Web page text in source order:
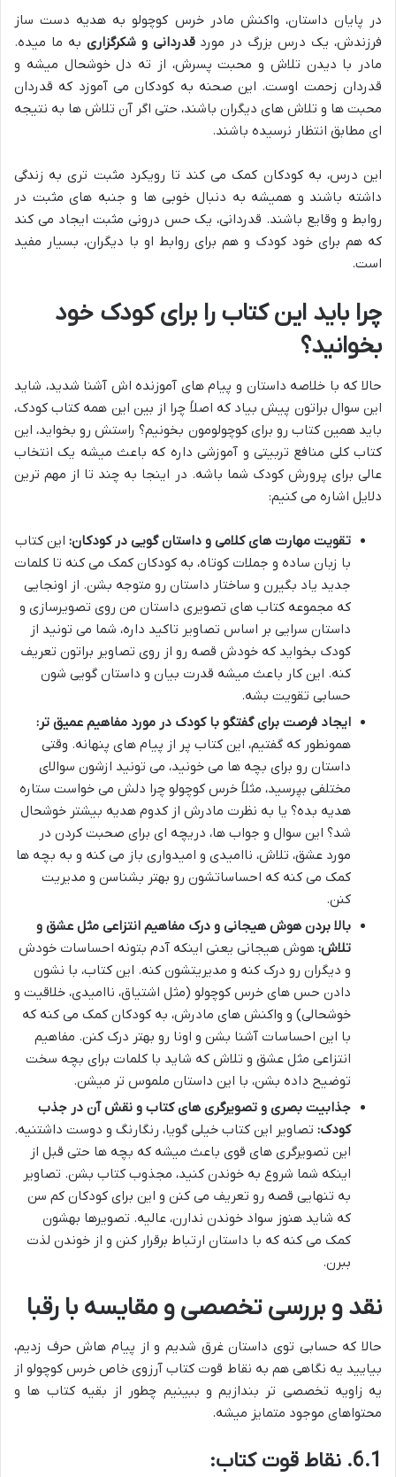
در پایان داستان، واکنش مادر خرس کوچولو به هدیه دست ساز
فرزندش، یک درس بزرگ در موردقدردانی و شکرگزاری به ما میده.
مادر با دیدن تلاش و محبت پسرش، از ته دل خوشحال میشه و
قدردان زحمت اوست. این صحنه به کودکان می آموزد که قدردان
محبت ها و تلاش های دیگران باشند، حتی اگر آن تلاش ها به نتیجه
ای مطابق انتظار نرسیده باشند.
این درس، به کودکان کمک می کند تا رویکرد مثبت تری به زندگی
داشته باشند و همیشه به دنبال خوبی ها و جنبه های مثبت در
روابط و وقایع باشند. قدردانی، یک حس درونی مثبت ایجاد می کند
که هم برای خود کودک و هم برای روابط او با دیگران، بسیار مفید
است.
چرا باید این کتاب را برای کودک خود
بخوانید؟
حالا که با خلاصه داستان و پیام های آموزنده اش آشنا شدید، شاید
این سوال براتون پیش بیاد که اصلاً چرا از بین این همه کتاب کودک،
باید همین کتاب رو برای کوچولومون بخونیم؟ راستش رو بخواید، این
کتاب کلی منافع تربیتی و آموزشی داره که باعث میشه یک انتخاب
عالی برای پرورش کودک شما باشه. در اینجا به چند تا از مهم ترین
دلایل اشاره می کنیم:
تقویت مهارت های کلامی و داستان گویی در کودکان: این کتاب
با زبان ساده و جملات کوتاه، به کودکان کمک می کنه تا کلمات
جدید یاد بگیرن و ساختار داستان رو متوجه بشن. از اونجایی
که مجموعه کتاب های تصویری داستان من روی تصویرسازی و
داستان سرایی بر اساس تصاویر تاکید داره، شما می تونید از
کودک بخواید که خودش قصه رو از روی تصاویر براتون تعریف
کنه. این کار باعث میشه قدرت بیان و داستان گویی شون
حسابی تقویت بشه.
ایجاد فرصت برای گفتگو با کودک در مورد مفاهیم عمیق تر:
همونطور که گفتیم، این کتاب پر از پیام های پنهانه. وقتی
داستان رو برای بچه ها می خونید، می تونید ازشون سوالای
مختلفی بپرسید، مثلاً خرس کوچولو چرا دلش می خواست ستاره
هدیه بده؟ یا به نظرت مادرش از کدوم هدیه بیشتر خوشحال
شد؟ این سوال و جواب ها، دریچه ای برای صحبت کردن در
مورد عشق، تلاش، ناامیدی و امیدواری باز می کنه و به بچه ها
کمک می کنه که احساساتشون رو بهتر بشناسن و مدیریت
کنن.
بالا بردن هوش هیجانی و درک مفاهیم انتزاعی مثل عشق و
تلاش: هوش هیجانی یعنی اینکه آدم بتونه احساسات خودش
و دیگران رو درک کنه و مدیریتشون کنه. این کتاب، با نشون
دادن حس های خرس کوچولو (مثل اشتیاق، ناامیدی، خلاقیت و
خوشحالی) و واکنش های مادرش، به کودکان کمک می کنه که
با این احساسات آشنا بشن و اونا رو بهتر درک کنن. مفاهیم
انتزاعی مثل عشق و تلاش که شاید با کلمات برای بچه سخت
توضیح داده بشن، با این داستان ملموس تر میشن.
جذابیت بصری و تصویرگری های کتاب و نقش آن در جذب
کودک: تصاویر این کتاب خیلی گویا، رنگارنگ و دوست داشتنیه.
این تصویرگری های قوی باعث میشه که بچه ها حتی قبل از
اینکه شما شروع به خوندن کنید، مجذوب کتاب بشن. تصاویر
به تنهایی قصه رو تعریف می کنن و این برای کودکان کم سن
که شاید هنوز سواد خوندن ندارن، عالیه. تصویرها بهشون
کمک می کنه که با داستان ارتباط برقرار کنن و از خوندن لذت
ببرن.
نقد و بررسی تخصصی و مقایسه با رقبا
حالا که حسابی توی داستان غرق شدیم و از پیام هاش حرف زدیم،
بیایید یه نگاهی هم به نقاط قوت کتاب آرزوی خاص خرس کوچولو از
یه زاویه تخصصی تر بندازیم و ببینیم چطور از بقیه کتاب ها و
محتواهای موجود متمایز میشه.
6.1. نقاط قوت کتاب: